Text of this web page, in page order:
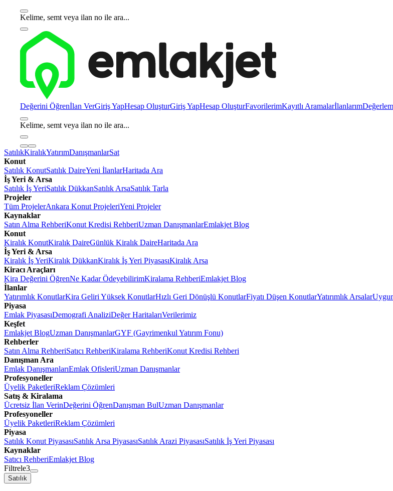
Kelime, semt veya ilan no ile ara...
Değerini Öğrenİlan VerGiriş YapHesap OluşturGiriş YapHesap OluşturFavorilerimKayıtlı Aramalarİlanlarım
Kelime, semt veya ilan no ile ara...
SatılıkKiralıkYatırımDanışmanlarSat
Konut
Satılık KonutSatılık DaireYeni İlanlarHaritada Ara
İş Yeri & Arsa
Satılık İş YeriSatılık DükkanSatılık ArsaSatılık Tarla
Projeler
Tüm ProjelerAnkara Konut ProjeleriYeni Projeler
Kaynaklar
Satın Alma RehberiKonut Kredisi RehberiUzman DanışmanlarEmlakjet Blog
Konut
Kiralık KonutKiralık DaireGünlük Kiralık DaireHaritada Ara
İş Yeri & Arsa
Kiralık İş YeriKiralık DükkanKiralık İş Yeri PiyasasıKiralık Arsa
Kiracı Araçları
Kira Değerini ÖğrenNe Kadar ÖdeyebilirimKiralama RehberiEmlakjet Blog
İlanlar
Yatırımlık KonutlarKira Geliri Yüksek KonutlarHızlı Geri Dönüşlü KonutlarFiyatı Düşen KonutlarYatırımlık Arsalar
Piyasa
Emlak PiyasasıDemografi AnaliziDeğer HaritalarıVerilerimiz
Keşfet
Emlakjet BlogUzman DanışmanlarGYF (Gayrimenkul Yatırım Fonu)
Rehberler
Satın Alma RehberiSatıcı RehberiKiralama RehberiKonut Kredisi Rehberi
Danışman Ara
Emlak DanışmanlarıEmlak OfisleriUzman Danışmanlar
Profesyoneller
Üyelik PaketleriReklam Çözümleri
Satış & Kiralama
Ücretsiz İlan VerinDeğerini ÖğrenDanışman BulUzman Danışmanlar
Profesyoneller
Üyelik PaketleriReklam Çözümleri
Piyasa
Satılık Konut PiyasasıSatılık Arsa PiyasasıSatılık Arazi PiyasasıSatılık İş Yeri Piyasası
Kaynaklar
Satıcı RehberiEmlakjet Blog
Filtrele3
Satılık